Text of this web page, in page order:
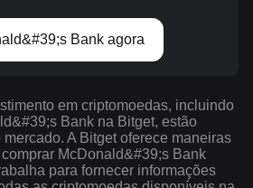
Bank agora
em criptomoedas, incluindo
Bank na Bitget, estão
A Bitget oferece maneiras
McDonald&#39;s Bank
para fornecer informações